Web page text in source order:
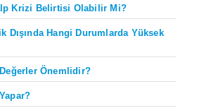
Krizi Belirtisi Olabilir Mi?
Dışında Hangi Durumlarda Yüksek
Önemlidir?